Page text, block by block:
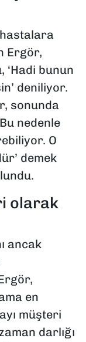
Ergör,
bunun
deniliyor.
sonunda
nedenle
O
demek
olarak
ancak
en
müşteri
darlığı